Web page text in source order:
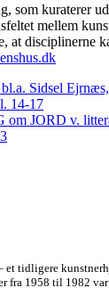
som kuraterer
mellem
at disciplinerne
Sidsel
14-17
JORD v.
et tidligere
fra 1958 til 1982